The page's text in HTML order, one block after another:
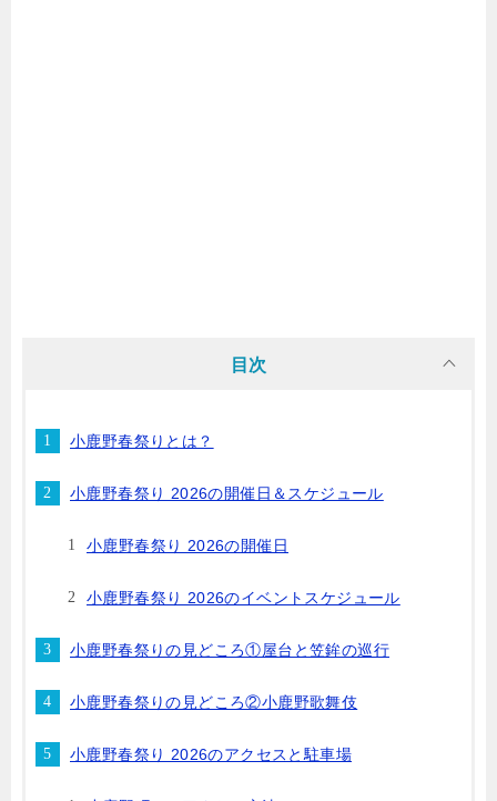
目次
小鹿野春祭りとは？
小鹿野春祭り 2026の開催日＆スケジュール
小鹿野春祭り 2026の開催日
小鹿野春祭り 2026のイベントスケジュール
小鹿野春祭りの見どころ①屋台と笠鉾の巡行
小鹿野春祭りの見どころ②小鹿野歌舞伎
小鹿野春祭り 2026のアクセスと駐車場